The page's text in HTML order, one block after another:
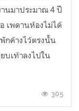
นมาประมาณ 4 ปี
เพดานห้องไม่ได้
กค้างไว้ตรงนั้น
บเท้าลงไปใน
305